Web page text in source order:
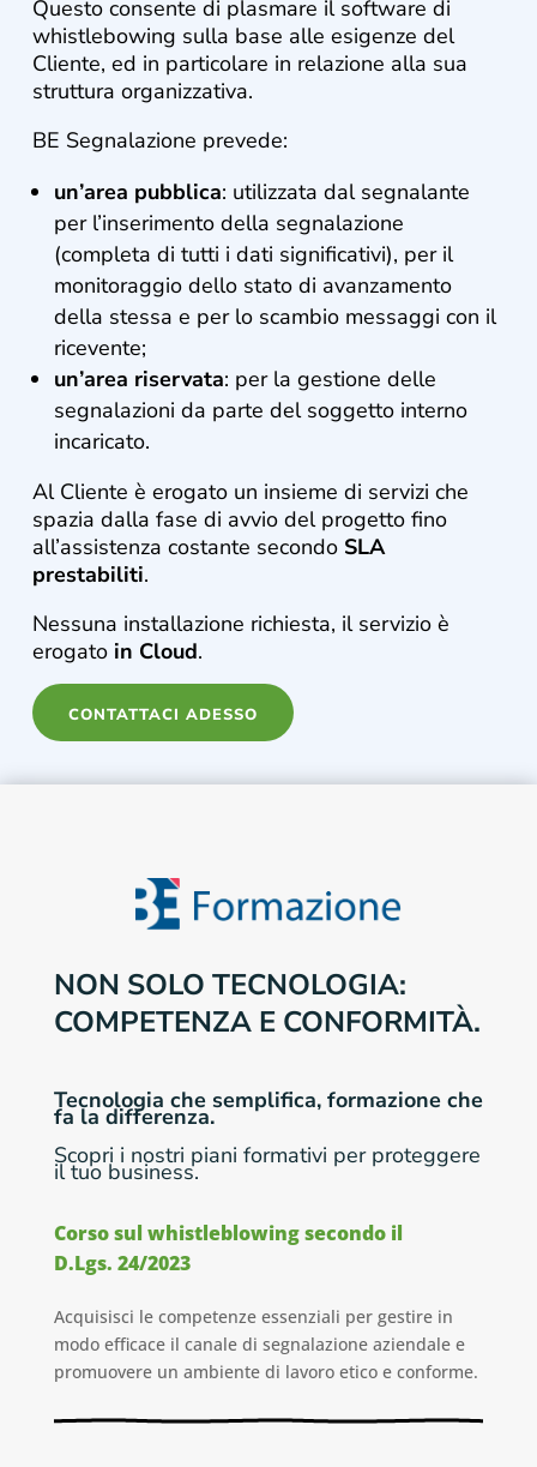
Questo consente di plasmare il software di
whistlebowing sulla base alle esigenze del
Cliente, ed in particolare in relazione alla sua
struttura organizzativa.
BE Segnalazione prevede:
un’area pubblica: utilizzata dal segnalante
per l’inserimento della segnalazione
(completa di tutti i dati significativi), per il
monitoraggio dello stato di avanzamento
della stessa e per lo scambio messaggi con il
ricevente;
un’area riservata: per la gestione delle
segnalazioni da parte del soggetto interno
incaricato.
Al Cliente è erogato un insieme di servizi che
spazia dalla fase di avvio del progetto fino
all’assistenza costante secondo SLA
prestabiliti.
Nessuna installazione richiesta, il servizio è
erogatoin Cloud.
CONTATTACI ADESSO
NON SOLO TECNOLOGIA:
COMPETENZA E CONFORMITÀ.
Tecnologia che semplifica, formazione che
fa la differenza.
Scopri i nostri piani formativi per proteggere
il tuo business.
Corso sul whistleblowing secondo il
D.Lgs. 24/2023
Acquisisci le competenze essenziali per gestire in
modo efficace il canale di segnalazione aziendale e
promuovere un ambiente di lavoro etico e conforme.